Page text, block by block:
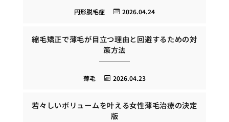
2026.04.24
円形脱毛症
縮毛矯正で薄毛が目立つ理由と回避するための対
策方法
2026.04.23
薄毛
若々しいボリュームを叶える女性薄毛治療の決定
版